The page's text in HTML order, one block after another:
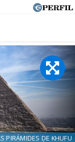
PIRÁMIDES DE KHUFU